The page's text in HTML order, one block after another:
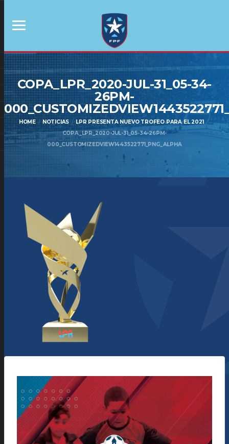
COPA_LPR_2020-JUL-31_05-34-
26PM-
HOME NOTICIAS
LPR PRESENTA NUEVO TROFEO PARA EL 2021
COPA_LPR_2020-JUL-31_05-34-26PM-
000_CUSTOMIZEDVIEW1443522771_PNG_ALPHA